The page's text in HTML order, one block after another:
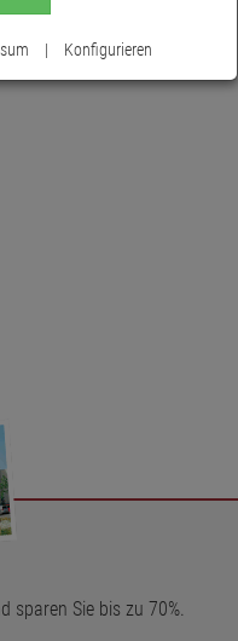
sparen Sie bis zu 70%.
| Konfigurieren